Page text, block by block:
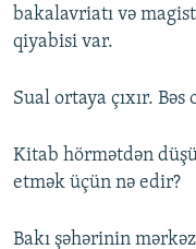
bakalavriatı və
qiyabisi var.
Sual ortaya çıxır.
Kitab hörmətdən
etmək üçün nə edir?
Bakı şəhərinin